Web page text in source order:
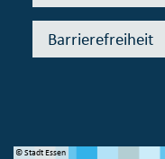
Barrierefreiheit
© Stadt Essen